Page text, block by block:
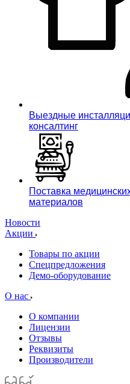
Выездные
консалтинг
Поставка
материалов
Новости
Акции
Товары по акции
Спецпредложения
Демо-оборудование
О нас
О компании
Лицензии
Отзывы
Реквизиты
Производители